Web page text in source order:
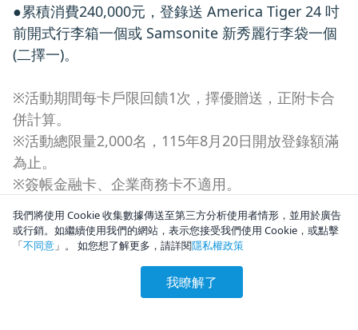
●累積消費240,000元，登錄送 America Tiger 24 吋
前開式行李箱一個或 Samsonite 新秀麗行李袋一個
(二擇一)。
※活動期間每卡戶限回饋1次，擇優贈送，正附卡合
併計算。
※活動總限量2,000名，115年8月20日開放登錄額滿
為止。
※簽帳金融卡、企業商務卡不適用。
我們將使用 Cookie 收集數據傳送至第三方分析使用者情形，並用於廣告
或行銷。如繼續使用我們的網站，表示您接受我們使用 Cookie，或點擊
「不同意 」。 如您想了解更多，請詳閱隱私權政策
我瞭解了